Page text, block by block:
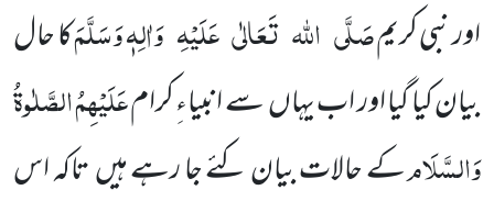
اور نبی کریمصَلَّی اللہ تَعَالٰی عَلَیْہِ وَاٰلِہٖ وَسَلَّمَکا حال
بیان کیا گیا اور اب یہاں سے انبیاءِ کرامعَلَیْہِمُ الصَّلٰوۃُ
وَالسَّلَامکے حالات بیان کئے جا رہے ہیں تاکہ اس